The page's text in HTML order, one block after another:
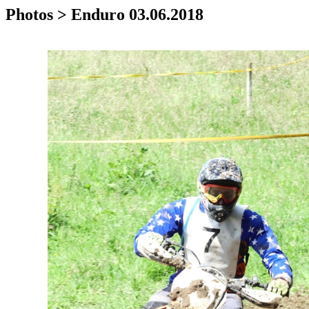
Photos > Enduro 03.06.2018